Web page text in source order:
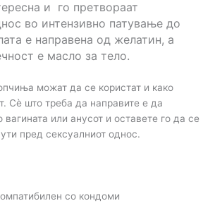
и го претвораат
во интензивно патување до
е направена од желатин, а
е масло за тело.
можат да се користат и како
Сè што треба да направите е да
вагината или анусот и оставете го да се
пред сексуалниот однос.
со кондоми